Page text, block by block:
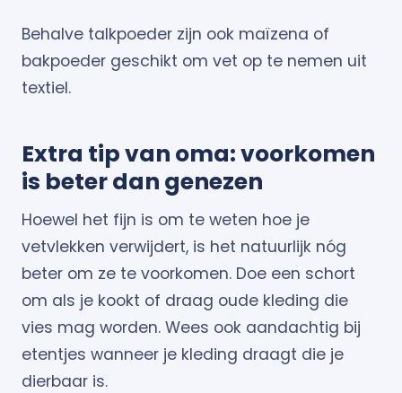
Behalve talkpoeder zijn ook maïzena of
bakpoeder geschikt om vet op te nemen uit
textiel.
Extra tip van oma: voorkomen
is beter dan genezen
Hoewel het fijn is om te weten hoe je
vetvlekken verwijdert, is het natuurlijk nóg
beter om ze te voorkomen. Doe een schort
om als je kookt of draag oude kleding die
vies mag worden. Wees ook aandachtig bij
etentjes wanneer je kleding draagt die je
dierbaar is.